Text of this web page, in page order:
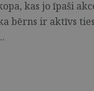
kas jo īpaši
bērns ir aktīvs